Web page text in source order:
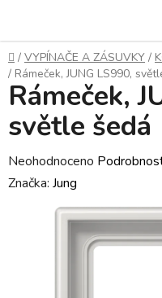
obsah
Domů
/ VYPÍNAČE A ZÁSUVKY /
/ Rámeček, JUNG LS990,
Rámeček,
světle šedá
Průměrné
hodnocení
produktu
Neohodnoceno
Značka: Jung